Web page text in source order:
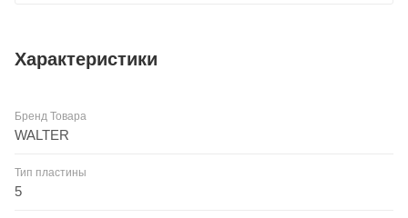
Характеристики
Бренд Товара
WALTER
Тип пластины
5